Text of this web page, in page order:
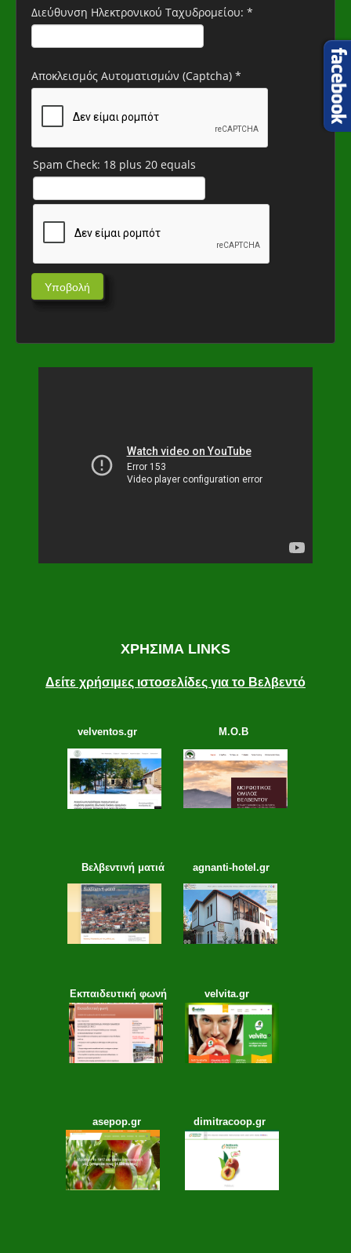
Διεύθυνση Ηλεκτρονικού Ταχυδρομείου: *
Αποκλεισμός Αυτοματισμών (Captcha) *
Spam Check: 18 plus 20 equals
Υποβολή
ΧΡΗΣΙΜΑ LINKS
Δείτε χρήσιμες ιστοσελίδες για το Βελβεντό
velventos.gr Μ.Ο.Β
Βελβεντινή ματιά agnanti-hotel.gr
Εκπαιδευτική φωνή velvita.gr
asepop.gr dimitracoop.gr